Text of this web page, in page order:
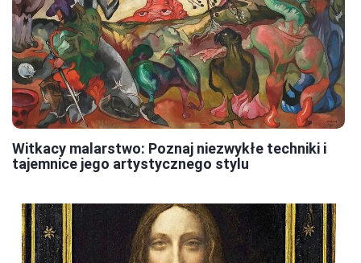
Witkacy malarstwo: Poznaj niezwykłe techniki i
tajemnice jego artystycznego stylu